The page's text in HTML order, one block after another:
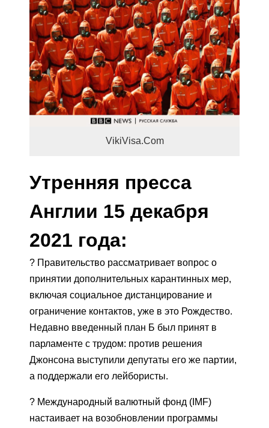
VikiVisa.Com
Утренняя пресса
Англии 15 декабря
2021 года:
? Правительство рассматривает вопрос о
принятии дополнительных карантинных мер,
включая социальное дистанцирование и
ограничение контактов, уже в это Рождество.
Недавно введенный план Б был принят в
парламенте с трудом: против решения
Джонсона выступили депутаты его же партии,
а поддержали его лейбористы.
? Международный валютный фонд (IMF)
настаивает на возобновлении программы